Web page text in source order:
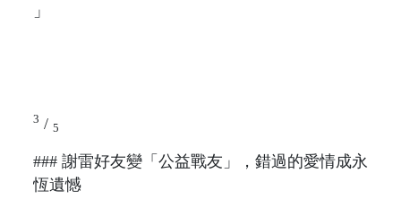
」
3 / 5
### 謝雷好友變「公益戰友」，錯過的愛情成永
恆遺憾